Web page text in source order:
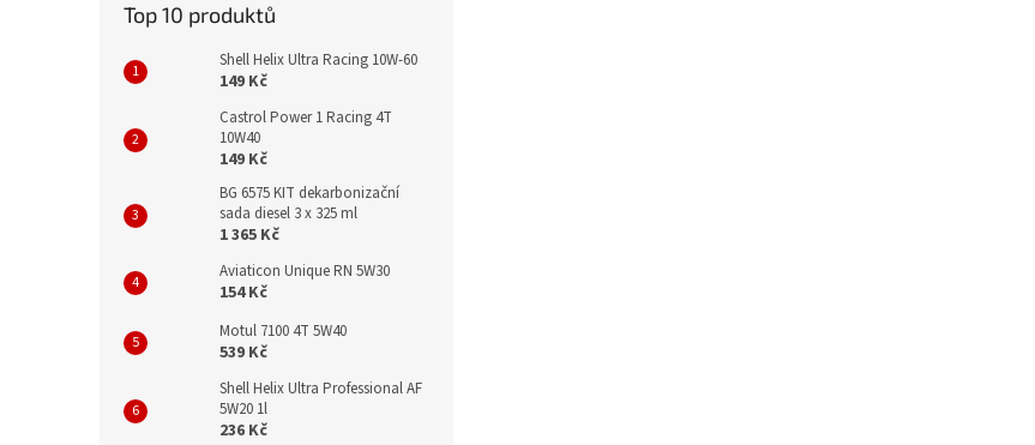
Top 10 produktů
Shell Helix Ultra Racing 10W-60
149 Kč
Castrol Power 1 Racing 4T
10W40
149 Kč
BG 6575 KIT dekarbonizační
sada diesel 3 x 325 ml
1 365 Kč
Aviaticon Unique RN 5W30
154 Kč
Motul 7100 4T 5W40
539 Kč
Shell Helix Ultra Professional AF
5W20 1l
236 Kč